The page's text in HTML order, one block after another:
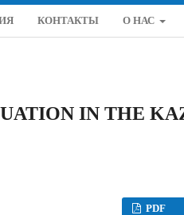
КОНТАКТЫ О НАС
IN THE
PDF